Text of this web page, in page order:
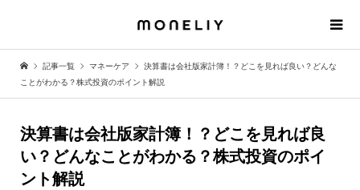
記事一覧 マネーケア
決算書は会社版家計簿！？どこを見れば良い？どんな
ことがわかる？株式投資のポイント解説
決算書は会社版家計簿！？どこを見れば良
い？どんなことがわかる？株式投資のポイ
ント解説